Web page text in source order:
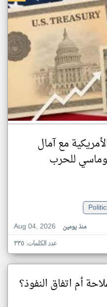
مع آمال
للحرب
Aug 04, 2026
منذ يومين
عدد الكلمات: ٣٣٥
أم اتفاق النفوذ؟